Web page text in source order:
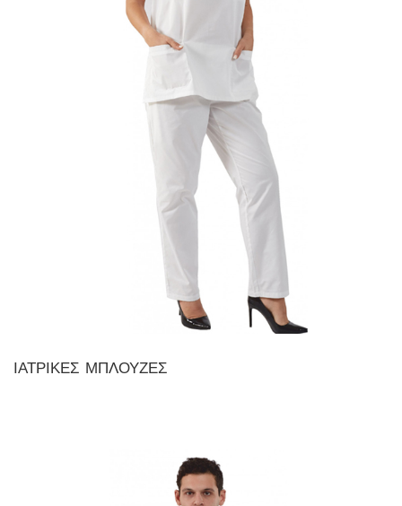
ΙΑΤΡΙΚΕΣ ΜΠΛΟΥΖΕΣ